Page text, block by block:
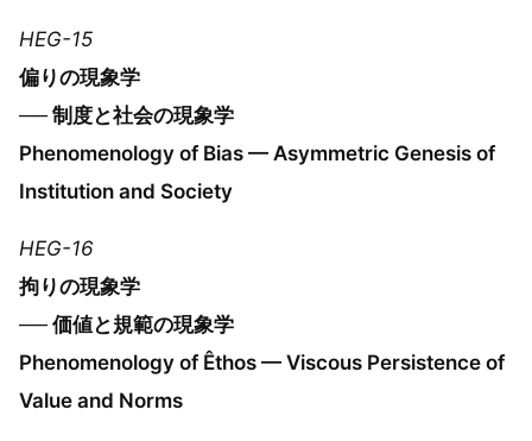
HEG-15
偏りの現象学
── 制度と社会の現象学
Phenomenology of Bias — Asymmetric Genesis of
Institution and Society
HEG-16
拘りの現象学
── 価値と規範の現象学
Phenomenology of Êthos — Viscous Persistence of
Value and Norms